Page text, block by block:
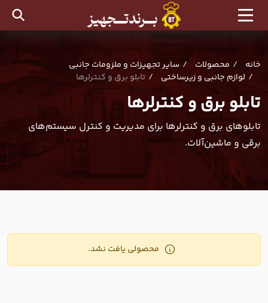
خانه محصولات
سایر تجهیزات و ملزومات جانبی
لوازم جانبی و زیرساختی
تابلو برق و کنترلرها
تابلو برق و کنترلرها
تابلوهای برق و کنترلرها برای مدیریت و کنترل سیستم‌های
برقی و ماشین‌آلات.
محصولی یافت نشد.